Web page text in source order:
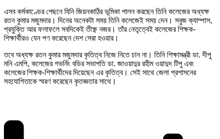
এসব কর্মকাণ্ডের পেছনে যিনি জিয়নকাঠির ভূমিকা পালন করছেন তিনি কলেজের অধ্যক্ষ
রতন কুমার মজুমদার। দিনের অনেকটা সময় তিনি কলেজেই সময় দেন। সবুজ ক্যাম্পাস,
প্রযুক্তি আর ফলাফলে সবদিকেই তীক্ষ্ণ নজর। তাঁর নেতৃত্বেই কলেজের শিক্ষক-
শিক্ষার্থীরও যেন পণ করেছেন দেশ সেরা হওয়ার।
তবে অধ্যক্ষ রতন কুমার মজুমদার কৃতিত্ব নিজে নিতে চান না। তিনি শিক্ষামন্ত্রী ডা. দীপু
মনি এমপি, কলেজের গভর্নিং বডির সভাপতি ডা. জাওয়াদুর রহীম ওয়াদুদ টিপু এবং
কলেজের শিক্ষক-শিক্ষার্থীদের দিয়েছেন এর কৃতিত্ব। সেই সাথে জেলা প্রশাসনের
সহযোগিতাকে স্মরণ করেছেন কৃতজ্ঞতার সাথে।